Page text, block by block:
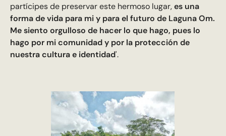
partícipes de preservar este hermoso lugar,es una
forma de vida para mi y para el futuro de Laguna Om.
Me siento orgulloso de hacer lo que hago, pues lo
hago por mi comunidad y por la protección de
nuestra cultura e identidad'.